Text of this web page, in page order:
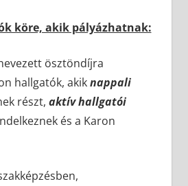
köre, akik pályázhatnak:
ösztöndíjra
hallgatók, akiknappali
részt, aktív hallgatói
és a Karon